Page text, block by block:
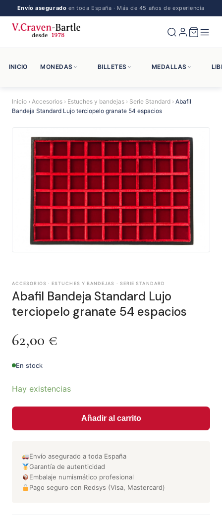
Envío asegurado en toda España · Más de 45 años de experiencia
INICIO MONEDAS BILLETES MEDALLAS
Inicio › Accesorios › Estuches y bandejas › Serie Standard › Abafil
Bandeja Standard Lujo terciopelo granate 54 espacios
ACCESORIOS · ESTUCHES Y BANDEJAS · SERIE STANDARD
Abafil Bandeja Standard Lujo
terciopelo granate 54 espacios
62,00 €
En stock
Hay existencias
Añadir al carrito
Envío asegurado a toda España
Garantía de autenticidad
Embalaje numismático profesional
Pago seguro con Redsys (Visa, Mastercard)